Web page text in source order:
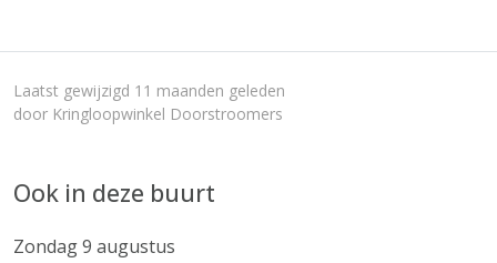
Laatst gewijzigd 11 maanden geleden
door Kringloopwinkel Doorstroomers
Ook in deze buurt
Zondag 9 augustus